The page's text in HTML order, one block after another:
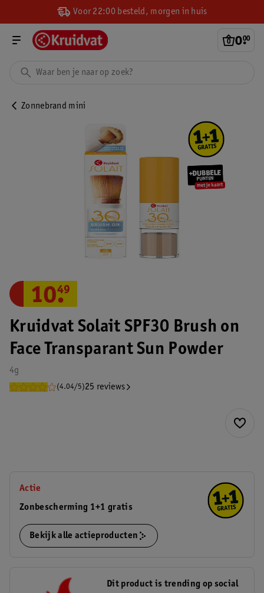
Voor 22:00 besteld, morgen in huis
0.
00
Zonnebrand mini
Kruidvat Solait SPF30 Brush on
Face Transparant Sun Powder
4g
(4.04/5)25 reviews
10.
49
Actie
Zonbescherming 1+1 gratis
Bekijk alle actieproducten
Dit product is trending op social